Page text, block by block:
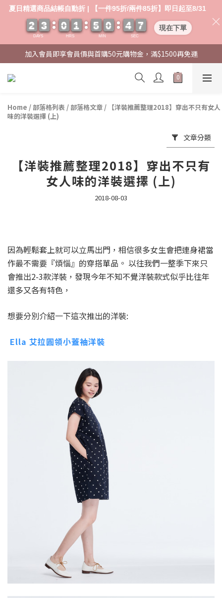
加入會員即享會員價與首購50元購物金，滿$1500再免運
Home / 部落格列表 / 部落格文章 / 【洋裝推薦整理2018】穿出不只有女人
味的洋裝選擇 (上)
文章分類
【洋裝推薦整理2018】穿出不只有
女人味的洋裝選擇 (上)
2018-08-03
因為輕鬆套上就可以立馬出門，相信很多女生會把連身裙當
作最不需要『煩惱』的穿搭單品。 以往我們一整季下來只
會推出2-3款洋裝，發現今年不知不覺洋裝款式似乎比往年
還多又各有特色，
想要分別介紹一下這次推出的洋裝:
Ella 艾拉圓領小蓋袖洋裝
夏日精選商品結帳自動折 | 【一件95折/兩件85折】即日起至8/31
DAYS
2
2
2
2 3
3
3
3
HRS
0
0
0
0 1
1
1
1
MIN
5
5
5
5 0
0
0
0
SEC
4
4
4
4 0
0
6
6
5 現在下單